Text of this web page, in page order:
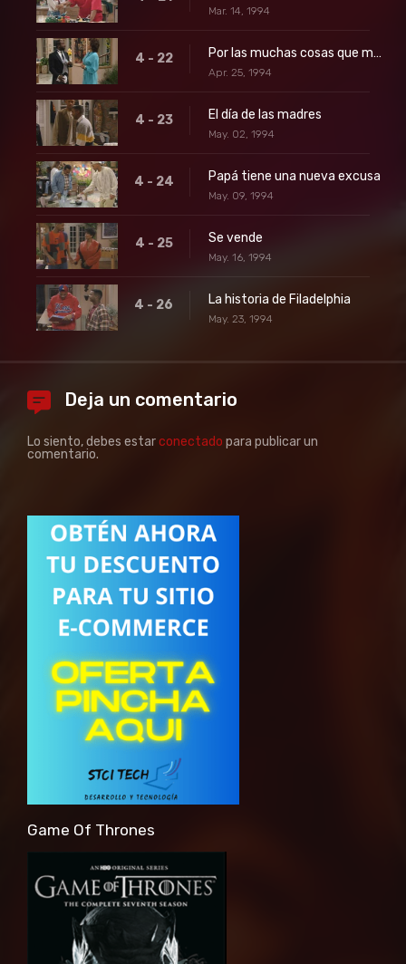
Mar. 14, 1994
4 - 22 Por las muchas cosas que me dio
Apr. 25, 1994
4 - 23 El día de las madres
May. 02, 1994
4 - 24 Papá tiene una nueva excusa
May. 09, 1994
4 - 25 Se vende
May. 16, 1994
4 - 26 La historia de Filadelphia
May. 23, 1994
Deja un comentario
Lo siento, debes estarconectado para publicar un
comentario.
Game Of Thrones